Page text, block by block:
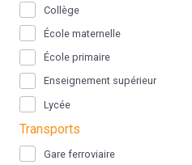
Collège
École maternelle
École primaire
Enseignement supérieur
Lycée
Transports
Gare ferroviaire